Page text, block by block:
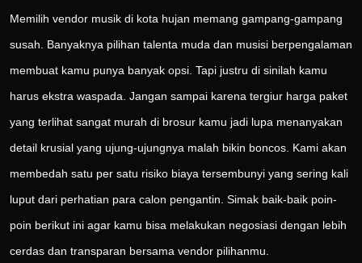
Memilih vendor musik di kota hujan memang gampang-gampang
susah. Banyaknya pilihan talenta muda dan musisi berpengalaman
membuat kamu punya banyak opsi. Tapi justru di sinilah kamu
harus ekstra waspada. Jangan sampai karena tergiur harga paket
yang terlihat sangat murah di brosur kamu jadi lupa menanyakan
detail krusial yang ujung-ujungnya malah bikin boncos. Kami akan
membedah satu per satu risiko biaya tersembunyi yang sering kali
luput dari perhatian para calon pengantin. Simak baik-baik poin-
poin berikut ini agar kamu bisa melakukan negosiasi dengan lebih
cerdas dan transparan bersama vendor pilihanmu.